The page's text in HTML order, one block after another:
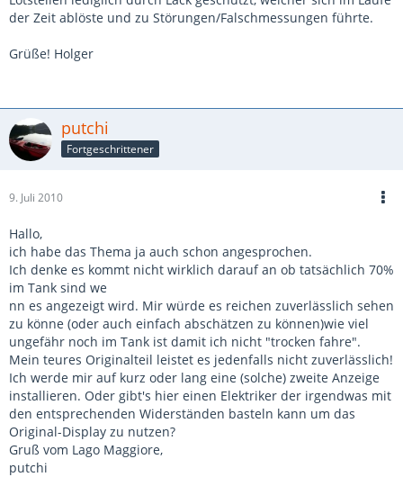
der Zeit ablöste und zu Störungen/Falschmessungen führte.
Grüße! Holger
putchi
Fortgeschrittener
9. Juli 2010
Hallo,
ich habe das Thema ja auch schon angesprochen.
Ich denke es kommt nicht wirklich darauf an ob tatsächlich 70%
im Tank sind we
nn es angezeigt wird. Mir würde es reichen zuverlässlich sehen
zu könne (oder auch einfach abschätzen zu können)wie viel
ungefähr noch im Tank ist damit ich nicht "trocken fahre".
Mein teures Originalteil leistet es jedenfalls nicht zuverlässlich!
Ich werde mir auf kurz oder lang eine (solche) zweite Anzeige
installieren. Oder gibt's hier einen Elektriker der irgendwas mit
den entsprechenden Widerständen basteln kann um das
Original-Display zu nutzen?
Gruß vom Lago Maggiore,
putchi